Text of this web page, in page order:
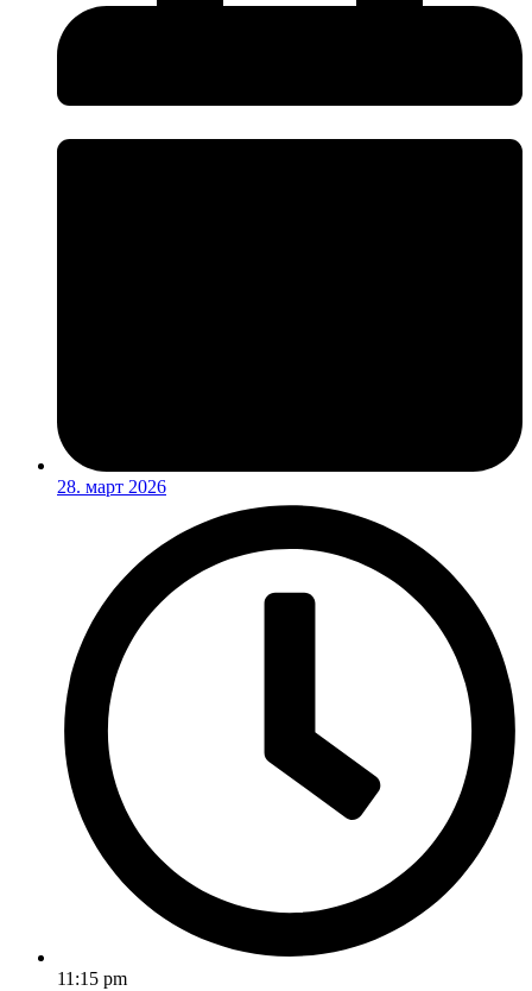
28. март 2026
11:15 pm